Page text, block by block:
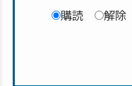
購読
解除